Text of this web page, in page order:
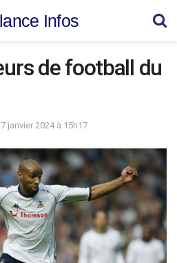
Infos
dе fооtbаll du
janvier 2024 à 15h17